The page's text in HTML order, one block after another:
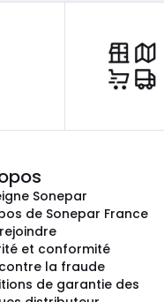
Sonepar
de Sonepar France
et conformité
la fraude
de garantie des